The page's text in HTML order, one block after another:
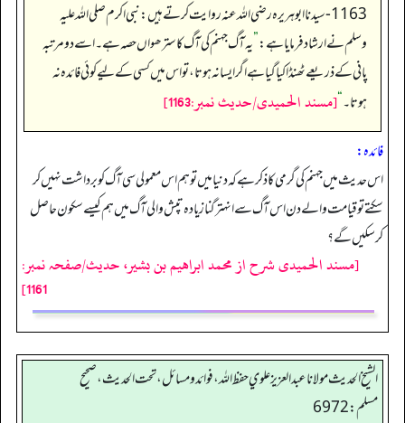
1163- سیدنا ابوہریرہ رضی اللہ عنہ روایت کرتے ہیں: نبی اکرم صلی اللہ علیہ
وسلم نے ارشاد فرمایا ہے:”یہ آگ جہنم کی آگ کا سترھواں حصہ ہے۔ اسے دومرتبہ
پانی کے ذریعے ٹھنڈا کیا گیا ہے اگر ایسا نہ ہوتا، تو اس میں کسی کے لیے کوئی فائدہ نہ
ہوتا۔‏‏‏‏“[مسند الحمیدی/حدیث نمبر:1163]
فائدہ:
اس حدیث میں جہنم کی گرمی کا ذکر ہے کہ دنیا میں تو ہم اس معمولی سی آگ کو برداشت نہیں کر
سکتے تو قیامت والے دن اس آگ سے انہتر گنا زیادہ تپش والی آگ میں ہم کیسے سکون حاصل
کرسکیں گے؟
[مسند الحمیدی شرح از محمد ابراهيم بن بشير، حدیث/صفحہ نمبر:
1161]
الشيخ الحديث مولانا عبدالعزيز علوي حفظ الله، فوائد و مسائل، تحت الحديث ، صحيح
مسلم: 6972